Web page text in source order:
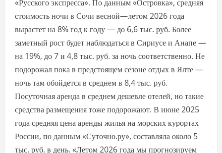
«Русского экспресса». По данным «Островка», средняя
стоимость ночи в Сочи весной—летом 2026 года
вырастет на 8% год к году — до 6,6 тыс. руб. Более
заметный рост будет наблюдаться в Сириусе и Анапе —
на 19%, до 7 и 4,8 тыс. руб. за ночь соответственно. Не
подорожал пока в предстоящем сезоне отдых в Ялте —
ночь там обойдется в среднем в 8,4 тыс. руб.
Посуточная аренда в среднем дешевле отелей, но такие
средства размещения тоже подорожают. В июне 2025
года средняя цена аренды жилья на морских курортах
России, по данным «Суточно.ру», составляла около 5
тыс. руб. в день. «Летом 2026 года мы прогнозируем